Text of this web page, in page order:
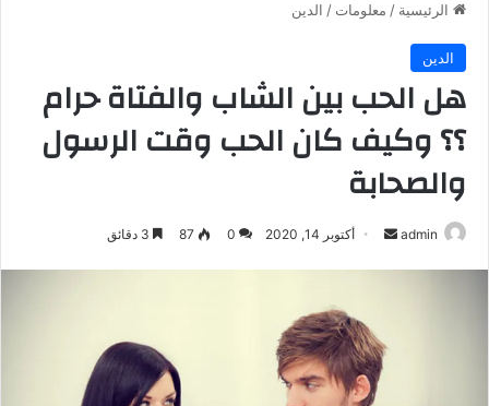
الرئيسية / معلومات / الدين
الدين
هل الحب بين الشاب والفتاة حرام
؟؟ وكيف كان الحب وقت الرسول
والصحابة
admin
أرسل أكتوبر 14, 2020 0
87